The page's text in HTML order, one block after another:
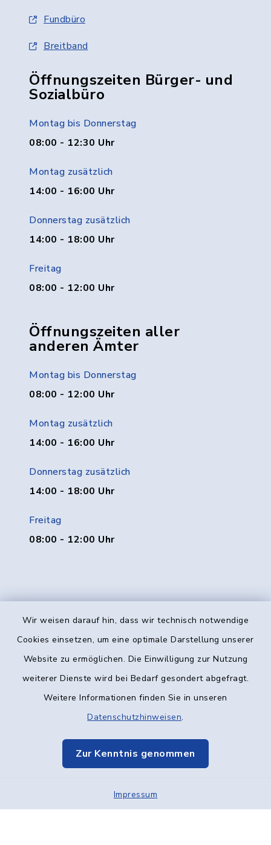
Wir weisen darauf hin, dass wir technisch notwendige
Cookies einsetzen, um eine optimale Darstellung unserer
Website zu ermöglichen. Die Einwilligung zur Nutzung
weiterer Dienste wird bei Bedarf gesondert abgefragt.
Weitere Informationen finden Sie in unseren
Datenschutzhinweisen.
Zur Kenntnis genommen
Impressum
Fundbüro
Breitband
Öffnungszeiten Bürger- und
Sozialbüro
Montag bis Donnerstag
08:00 - 12:30 Uhr
Montag zusätzlich
14:00 - 16:00 Uhr
Donnerstag zusätzlich
14:00 - 18:00 Uhr
Freitag
08:00 - 12:00 Uhr
Öffnungszeiten aller
anderen Ämter
Montag bis Donnerstag
08:00 - 12:00 Uhr
Montag zusätzlich
14:00 - 16:00 Uhr
Donnerstag zusätzlich
14:00 - 18:00 Uhr
Freitag
08:00 - 12:00 Uhr
Kontakt
Datenschutz
Elektronische Kommunikation
Sitemap